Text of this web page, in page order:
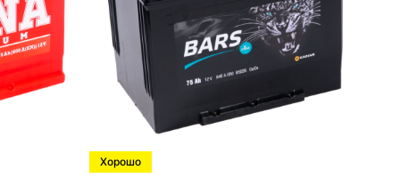
Хорошо